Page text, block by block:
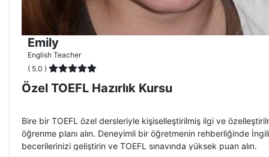
Emily
English Teacher
( 5.0 )
Özel TOEFL Hazırlık Kursu
Bire bir TOEFL özel dersleriyle kişiselleştirilmiş ilgi ve
öğrenme planı alın. Deneyimli bir öğretmenin rehberliğinde
becerilerinizi geliştirin ve TOEFL sınavında yüksek puan alın.